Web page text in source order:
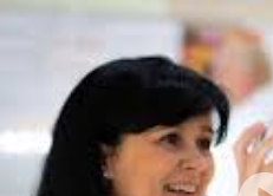
Panneau de gestion des cookies